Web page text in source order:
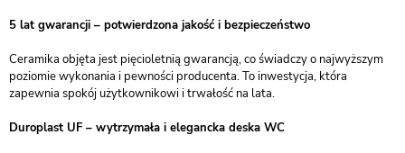
5 lat gwarancji – potwierdzona jakość i bezpieczeństwo
Ceramika objęta jest pięcioletnią gwarancją, co świadczy o najwyższym
poziomie wykonania i pewności producenta. To inwestycja, która
zapewnia spokój użytkownikowi i trwałość na lata.
Duroplast UF – wytrzymała i elegancka deska WC